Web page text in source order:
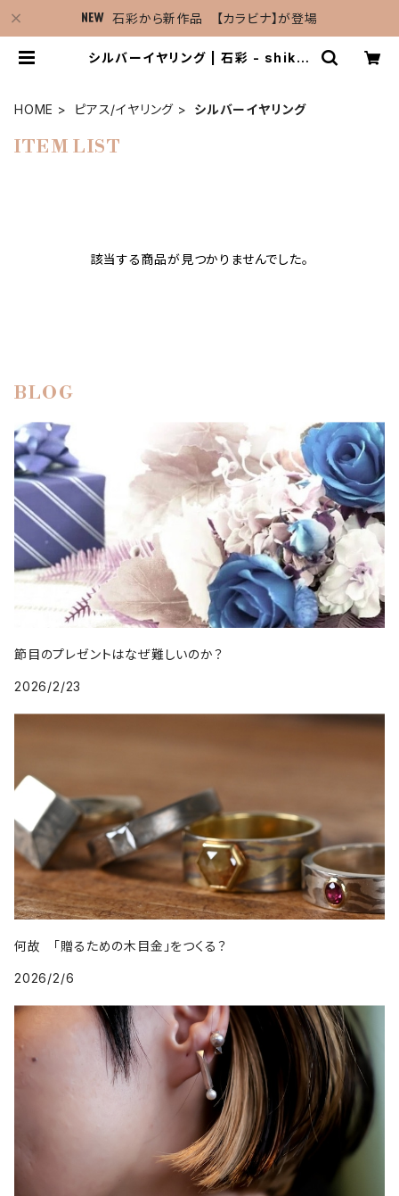
石彩から新作品 【カラビナ】が登場
シルバーイヤリング | 石彩 - shikis
HOME ピアス/イヤリング シルバーイヤリング
ITEM LIST
該当する商品が見つかりませんでした。
BLOG
節目のプレゼントはなぜ難しいのか？
2026/2/23
何故 「贈るための木目金」をつくる？
2026/2/6